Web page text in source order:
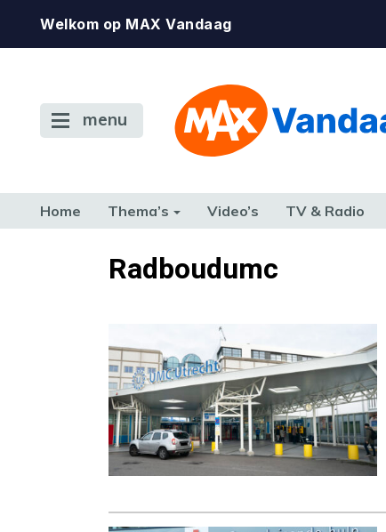
Welkom op MAX Vandaag
menu
Home Thema’s Video’s TV & Radio
TERUG NAAR TOENRadboudumc